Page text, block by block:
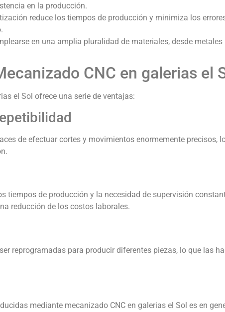
en la producción.
reduce los tiempos de producción y minimiza los
en una amplia pluralidad de materiales, desde
CNC en galerias el
el Sol ofrece una serie de ventajas:
de efectuar cortes y movimientos enormemente precisos,
tiempos de producción y la necesidad de supervisión
reducción de los costos laborales.
reprogramadas para producir diferentes piezas, lo que las
mediante mecanizado CNC en galerias el Sol es en